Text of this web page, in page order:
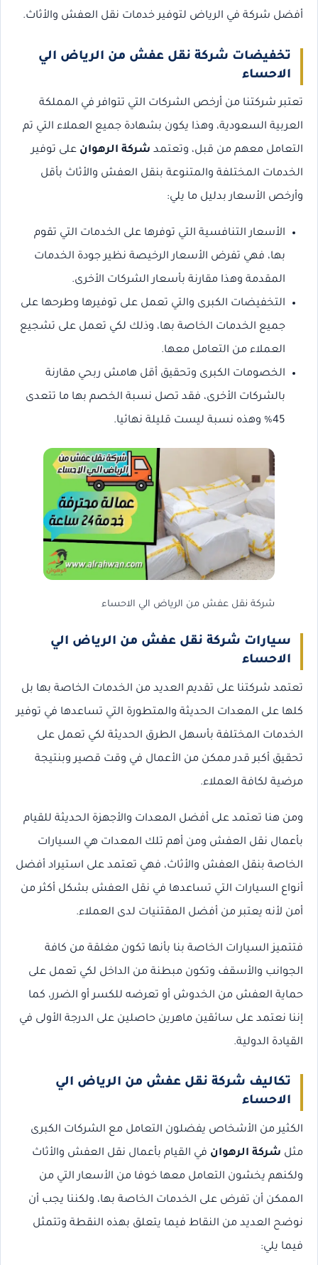
أفضل شركة في الرياض لتوفير خدمات نقل العفش والأثاث.
تخفيضات شركة نقل عفش من الرياض الي
الاحساء
تعتبر شركتنا من أرخص الشركات التي تتوافر في المملكة
العربية السعودية، وهذا يكون بشهادة جميع العملاء التي تم
التعامل معهم من قبل، وتعتمد شركة الرهوان على توفير
الخدمات المختلفة والمتنوعة بنقل العفش والأثاث بأقل
وأرخص الأسعار بدليل ما يلي:
الأسعار التنافسية التي توفرها على الخدمات التي تقوم
بها، فهي تفرض الأسعار الرخيصة نظير جودة الخدمات
المقدمة وهذا مقارنة بأسعار الشركات الأخرى.
التخفيضات الكبرى والتي تعمل على توفيرها وطرحها على
جميع الخدمات الخاصة بها، وذلك لكي تعمل على تشجيع
العملاء من التعامل معها.
الخصومات الكبرى وتحقيق أقل هامش ربحي مقارنة
بالشركات الأخرى، فقد تصل نسبة الخصم بها ما تتعدى
45% وهذه نسبة ليست قليلة نهائيا.
شركة نقل عفش من الرياض الي الاحساء
سيارات شركة نقل عفش من الرياض الي
الاحساء
تعتمد شركتنا على تقديم العديد من الخدمات الخاصة بها بل
كلها على المعدات الحديثة والمتطورة التي تساعدها في توفير
الخدمات المختلفة بأسهل الطرق الحديثة لكي تعمل على
تحقيق أكبر قدر ممكن من الأعمال في وقت قصير وبنتيجة
مرضية لكافة العملاء.
ومن هنا تعتمد على أفضل المعدات والأجهزة الحديثة للقيام
بأعمال نقل العفش ومن أهم تلك المعدات هي السيارات
الخاصة بنقل العفش والأثاث، فهي تعتمد على استيراد أفضل
أنواع السيارات التي تساعدها في نقل العفش بشكل أكثر من
أمن لأنه يعتبر من أفضل المقتنيات لدى العملاء.
فتتميز السيارات الخاصة بنا بأنها تكون مغلقة من كافة
الجوانب والأسقف وتكون مبطنة من الداخل لكي تعمل على
حماية العفش من الخدوش أو تعرضه للكسر أو الضرر، كما
إننا نعتمد على سائقين ماهرين حاصلين على الدرجة الأولى في
القيادة الدولية.
تكاليف شركة نقل عفش من الرياض الي
الاحساء
الكثير من الأشخاص يفضلون التعامل مع الشركات الكبرى
مثل شركة الرهوان في القيام بأعمال نقل العفش والأثاث
ولكنهم يخشون التعامل معها خوفا من الأسعار التي من
الممكن أن تفرض على الخدمات الخاصة بها، ولكننا يجب أن
نوضح العديد من النقاط فيما يتعلق بهذه النقطة وتتمثل
فيما يلي: